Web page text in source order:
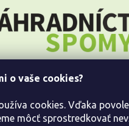
o vaše cookies?
cookies. Vďaka
môcť sprostredkovať